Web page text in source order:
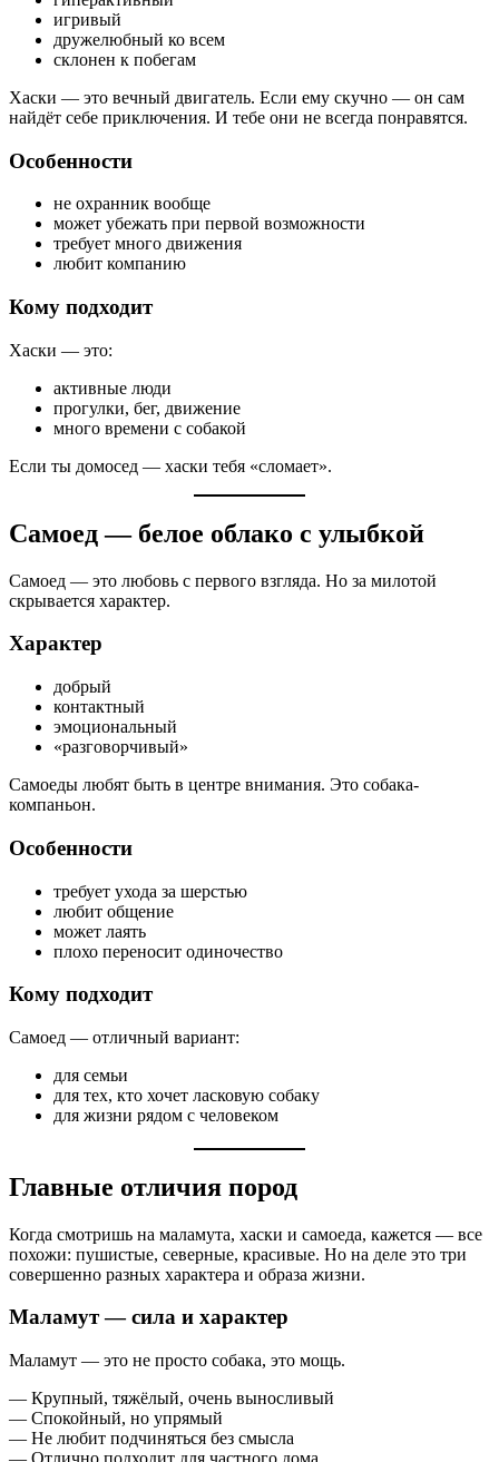
игривый
дружелюбный ко всем
склонен к побегам
Хаски — это вечный двигатель. Если ему скучно — он сам
найдёт себе приключения. И тебе они не всегда понравятся.
Особенности
не охранник вообще
может убежать при первой возможности
требует много движения
любит компанию
Кому подходит
Хаски — это:
активные люди
прогулки, бег, движение
много времени с собакой
Если ты домосед — хаски тебя «сломает».
Самоед — белое облако с улыбкой
Самоед — это любовь с первого взгляда. Но за милотой
скрывается характер.
Характер
добрый
контактный
эмоциональный
«разговорчивый»
Самоеды любят быть в центре внимания. Это собака-
компаньон.
Особенности
требует ухода за шерстью
любит общение
может лаять
плохо переносит одиночество
Кому подходит
Самоед — отличный вариант:
для семьи
для тех, кто хочет ласковую собаку
для жизни рядом с человеком
Главные отличия пород
Когда смотришь на маламута, хаски и самоеда, кажется — все
похожи: пушистые, северные, красивые. Но на деле это три
совершенно разных характера и образа жизни.
Маламут — сила и характер
Маламут — это не просто собака, это мощь.
— Крупный, тяжёлый, очень выносливый
— Спокойный, но упрямый
— Не любит подчиняться без смысла